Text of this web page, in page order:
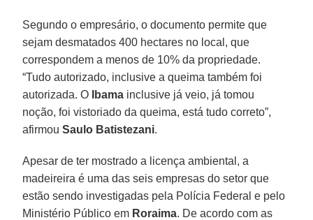
Segundo o empresário, o documento permite que
sejam desmatados 400 hectares no local, que
correspondem a menos de 10% da propriedade.
“Tudo autorizado, inclusive a queima também foi
autorizada. O
Ibama inclusive já veio, já tomou
noção, foi vistoriado da queima, está tudo correto”,
afirmouSaulo Batistezani.
Apesar de ter mostrado a licença ambiental, a
madeireira é uma das seis empresas do setor que
estão sendo investigadas pela Polícia Federal e pelo
Ministério Público em Roraima. De acordo com as